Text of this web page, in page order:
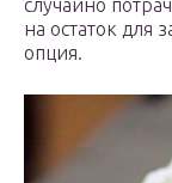
случайно
на остаток для
опция.